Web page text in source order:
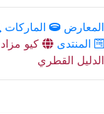
المعارض الماركات
المنتدى
كيو مزاد
الدليل القطري